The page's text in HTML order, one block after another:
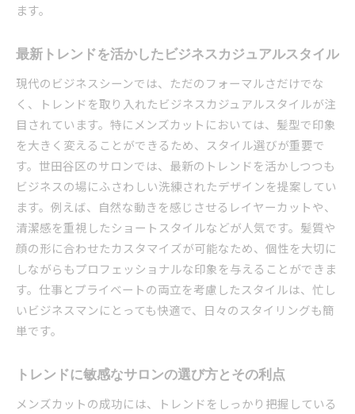
ます。
最新トレンドを活かしたビジネスカジュアルスタイル
現代のビジネスシーンでは、ただのフォーマルさだけでな
く、トレンドを取り入れたビジネスカジュアルスタイルが注
目されています。特にメンズカットにおいては、髪型で印象
を大きく変えることができるため、スタイル選びが重要で
す。世田谷区のサロンでは、最新のトレンドを活かしつつも
ビジネスの場にふさわしい洗練されたデザインを提案してい
ます。例えば、自然な動きを感じさせるレイヤーカットや、
清潔感を重視したショートスタイルなどが人気です。髪質や
顔の形に合わせたカスタマイズが可能なため、個性を大切に
しながらもプロフェッショナルな印象を与えることができま
す。仕事とプライベートの両立を考慮したスタイルは、忙し
いビジネスマンにとっても快適で、日々のスタイリングも簡
単です。
トレンドに敏感なサロンの選び方とその利点
メンズカットの成功には、トレンドをしっかり把握している